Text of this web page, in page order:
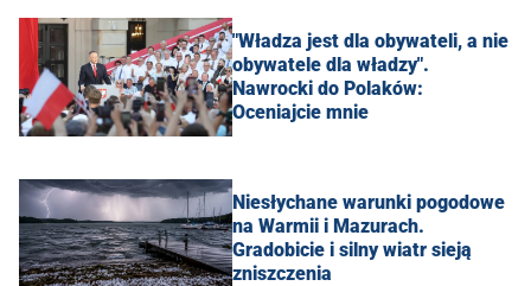
"Władza jest dla obywateli, a nie
obywatele dla władzy".
Nawrocki do Polaków:
Oceniajcie mnie
Niesłychane warunki pogodowe
na Warmii i Mazurach.
Gradobicie i silny wiatr sieją
zniszczenia